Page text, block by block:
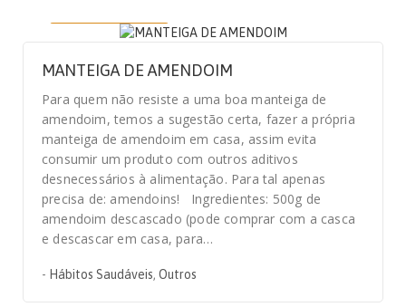
MANTEIGA DE AMENDOIM
Para quem não resiste a uma boa manteiga de
amendoim, temos a sugestão certa, fazer a própria
manteiga de amendoim em casa, assim evita
consumir um produto com outros aditivos
desnecessários à alimentação. Para tal apenas
precisa de: amendoins! Ingredientes: 500g de
amendoim descascado (pode comprar com a casca
e descascar em casa, para…
- Hábitos Saudáveis, Outros